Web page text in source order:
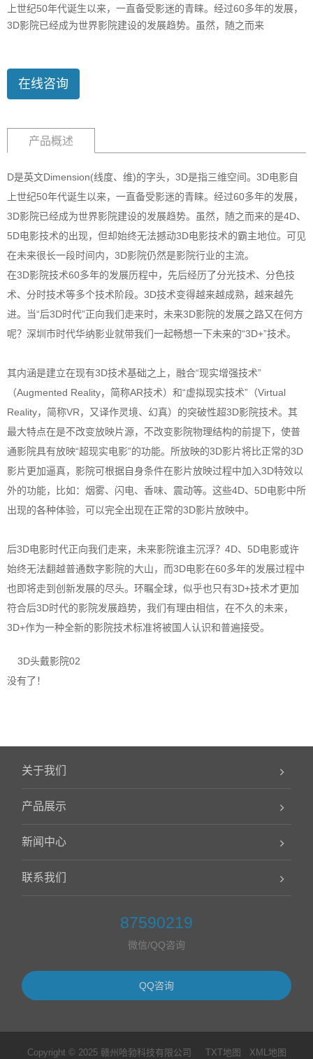
上世纪50年代诞生以来，一直备受影迷的青睐。经过60多年的发展，
3D影院已经成为世界影院建设的发展趋势。虽然，随之而来
在线咨询
产品概述
D是英文Dimension(线度、维)的字头，3D是指三维空间。3D电影自
上世纪50年代诞生以来，一直备受影迷的青睐。经过60多年的发展，
3D影院已经成为世界影院建设的发展趋势。虽然，随之而来的是4D、
5D电影技术的出现，但却始终无法撼动3D电影技术的霸主地位。可见
在未来很长一段时间内，3D影院仍然是影院行业的主流。
在3D影院技术60多年的发展历程中，先后经历了分光技术、分色技
术、分时技术等多个技术阶段。3D技术变得越来越成熟，越来越先
进。当“后3D时代”正向我们走来时，未来3D影院的发展之路又在何方
呢？深圳市时代华纳影业就带我们一起畅想一下未来的“3D+”技术。
其内涵是建立在现有3D技术基础之上，融合“现实增强技术”
（Augmented Reality，简称AR技术）和“虚拟现实技术”（Virtual
Reality，简称VR，又译作灵境、幻真）的突破性超3D影院技术。其
最大特点在是不改变放映片源，不改变影院物理结构的前提下，使普
通影院具有放映“超现实电影”的功能。所放映的3D影片将比正常的3D
影片更加逼真，影院可根据自身条件在影片放映过程中加入3D特效以
外的功能，比如：烟雾、闪电、香味、震动等。这些4D、5D电影中所
出现的各种体验，可以完全出现在正常的3D影片放映中。
后3D电影时代正向我们走来，未来影院谁主沉浮？4D、5D电影或许
始终无法翻越普通数字影院的大山，而3D电影在60多年的发展过程中
也即将走到创新发展的尽头。环瞩全球，似乎也只有3D+技术才更加
符合后3D时代的影院发展趋势，我们有理由相信，在不久的未来，
3D+作为一种全新的影院技术标准将被国人认识和普遍接受。
3D头戴影院02
没有了！
关于我们
产品展示
新闻中心
联系我们
87590219
微信/QQ咨询
QQ咨询
Copyright © 2025 赣州哈勃科技有限公司 TXT地图 XML地图